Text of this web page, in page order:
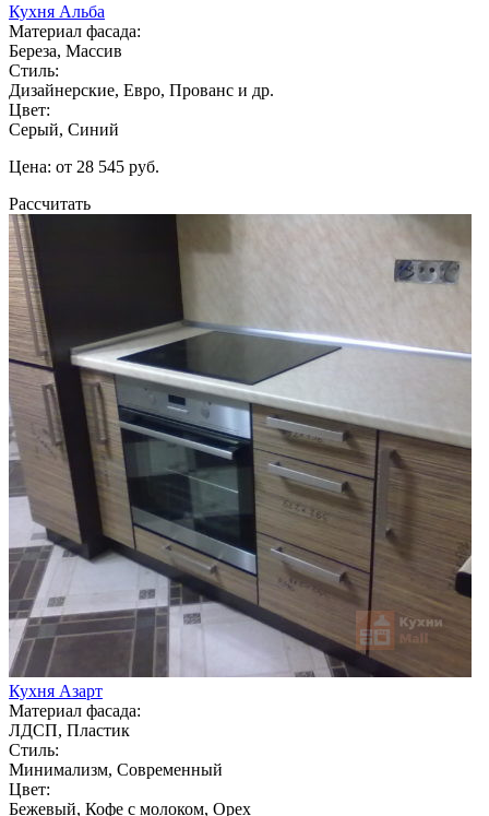
Кухня Альба
Материал фасада:
Береза, Массив
Стиль:
Дизайнерские, Евро, Прованс и др.
Цвет:
Серый, Синий
Цена: от 28 545 руб.
Рассчитать
Кухня Азарт
Материал фасада:
ЛДСП, Пластик
Стиль:
Минимализм, Современный
Цвет:
Бежевый, Кофе с молоком, Орех